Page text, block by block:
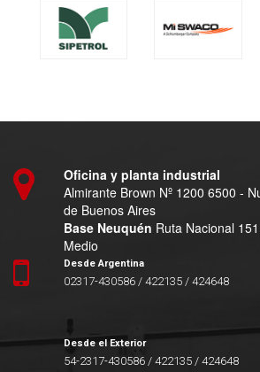
Oficina y planta industrial
Almirante Brown Nº 1200 6500 -
de Buenos Aires
Base Neuquén Ruta Nacional
Medio
Desde Argentina
02317-430586 / 422135 / 424648
Desde el Exterior
54-2317-430586 / 422135 / 424648